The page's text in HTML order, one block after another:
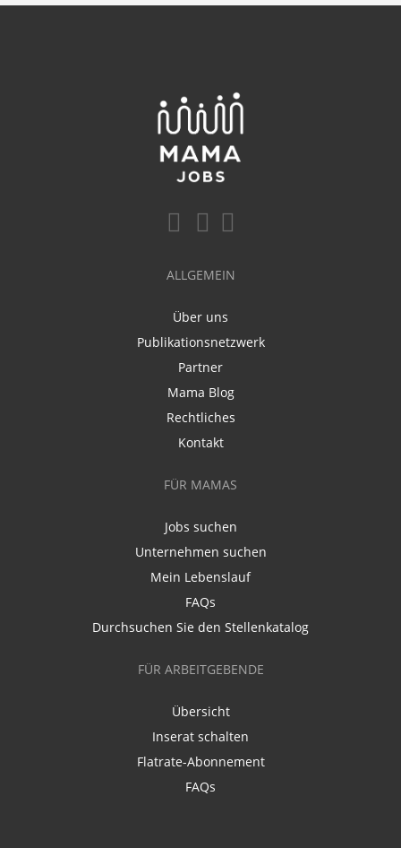
ALLGEMEIN
Über uns
Publikationsnetzwerk
Partner
Mama Blog
Rechtliches
Kontakt
FÜR MAMAS
Jobs suchen
Unternehmen suchen
Mein Lebenslauf
FAQs
Durchsuchen Sie den Stellenkatalog
FÜR ARBEITGEBENDE
Übersicht
Inserat schalten
Flatrate-Abonnement
FAQs